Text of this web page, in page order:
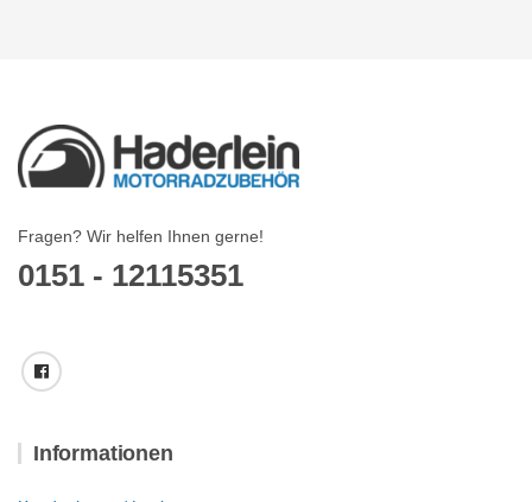
Fragen? Wir helfen Ihnen gerne!
0151 - 12115351
Informationen